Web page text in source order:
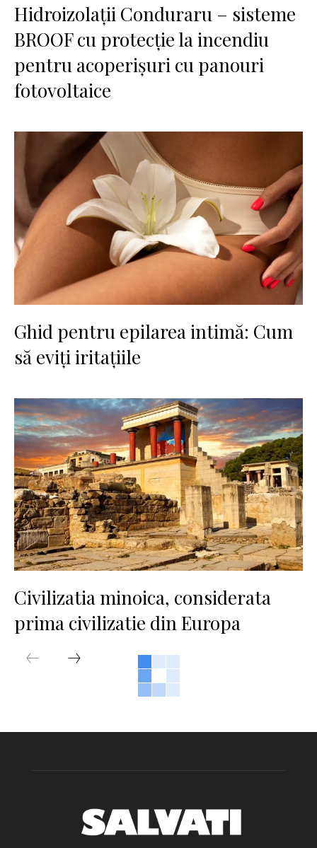
Hidroizolații Conduraru – sisteme
BROOF cu protecție la incendiu
pentru acoperișuri cu panouri
fotovoltaice
Ghid pentru epilarea intimă: Cum
să eviți iritațiile
Civilizatia minoica, considerata
prima civilizatie din Europa